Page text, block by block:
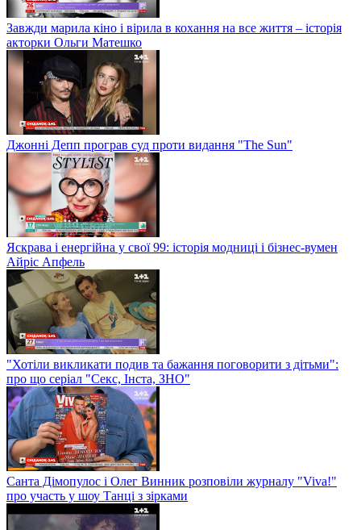
Завжди марила кіно і вірила в кохання на все життя – історія
акторки Ольги Матешко
Джонні Депп програв суд проти видання "The Sun"
Яскрава і енергійна у свої 99: історія модниці і бізнес-вумен
Айріс Апфель
"Хотіли викликати подив та бажання поговорити з дітьми":
про що серіал "Секс, Інста, ЗНО"
Санта Дімопулос і Олег Винник розповіли журналу "Viva!"
про участь у шоу Танці з зірками